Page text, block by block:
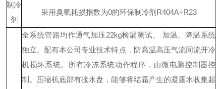
制冷
剂
采用臭氧耗损指数为0的环保制冷剂R404A+R23
全系统管路均作通气加压22kg检漏测试。
加温、降温系统
独立。配有本公司专业技术特点，防高温高压气流同流开冷
机损坏系统。
所有冷冻系统动作程序，由微电脑控制器控
制。 压缩机底部有接水盘，能够将结霜产生的凝露水收集起